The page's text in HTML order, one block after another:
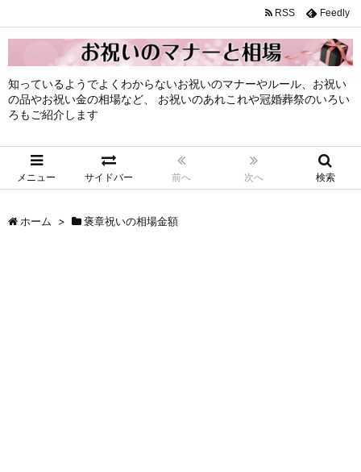
知っているようでよくわからないお祝いのマナーやルール、お祝い
の品やお祝い金の相場など、 お祝いのあれこれや冠婚葬祭のいろい
ろもご紹介します
メニュー サイドバー 前へ 次へ 検索
RSS Feedly
ホーム > 褒章祝いの相場金額